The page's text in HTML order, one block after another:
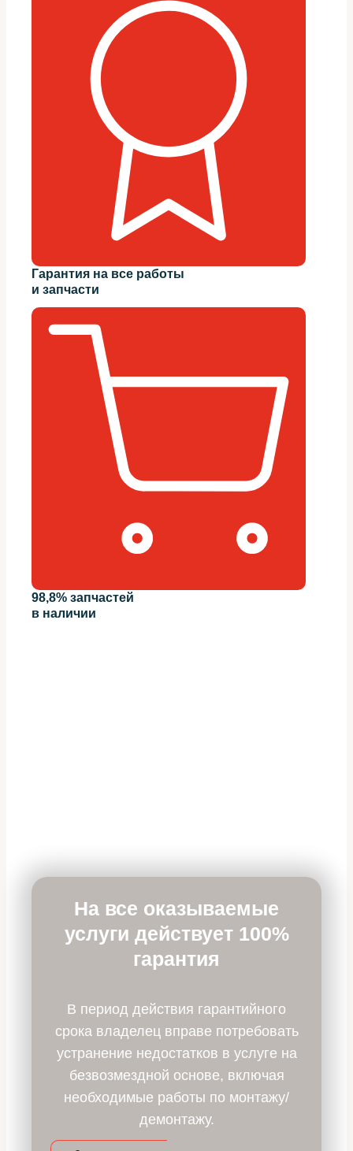
Гарантия на все работы
и запчасти
98,8% запчастей
в наличии
На все оказываемые
услуги действует 100%
гарантия
В период действия гарантийного
срока владелец вправе потребовать
устранение недостатков в услуге на
безвозмездной основе, включая
необходимые работы по монтажу/
демонтажу.